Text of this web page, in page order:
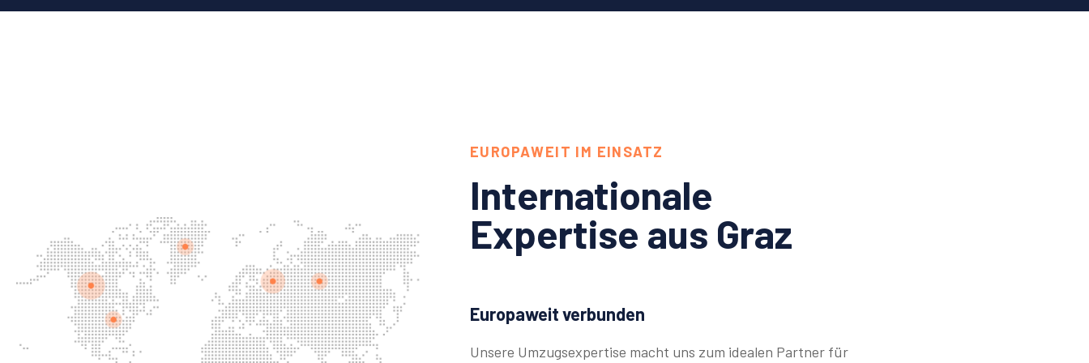
EUROPAWEIT IM EINSATZ
Internationale
Expertise aus Graz
Europaweit verbunden
Unsere Umzugsexpertise macht uns zum idealen Partner für